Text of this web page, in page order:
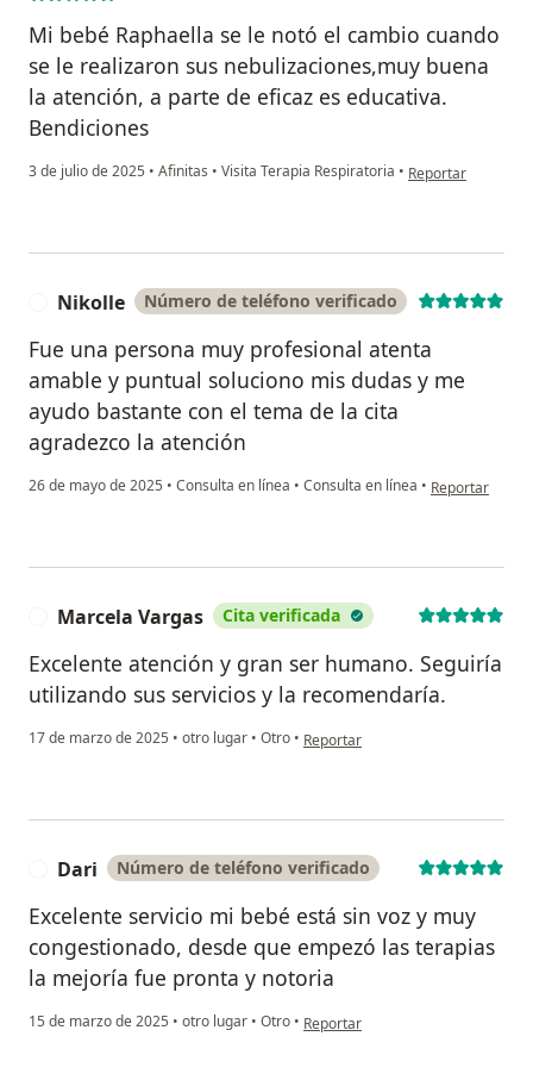
Mi bebé Raphaella se le notó el cambio cuando
se le realizaron sus nebulizaciones,muy buena
la atención, a parte de eficaz es educativa.
Bendiciones
3 de julio de 2025 • Afinitas • Visita Terapia Respiratoria • en opinión del
Reportar
Nikolle Número de teléfono verificado
Fue una persona muy profesional atenta
amable y puntual soluciono mis dudas y me
ayudo bastante con el tema de la cita
agradezco la atención
26 de mayo de 2025 • Consulta en línea • Consulta en línea • en opinión del
Reportar
Marcela Vargas Cita verificada
Excelente atención y gran ser humano. Seguiría
utilizando sus servicios y la recomendaría.
17 de marzo de 2025 • otro lugar • Otro • en opinión del usuario Marcela
Reportar
Dari Número de teléfono verificado
Excelente servicio mi bebé está sin voz y muy
congestionado, desde que empezó las terapias
la mejoría fue pronta y notoria
15 de marzo de 2025 • otro lugar • Otro • en opinión del usuario Dari
Reportar